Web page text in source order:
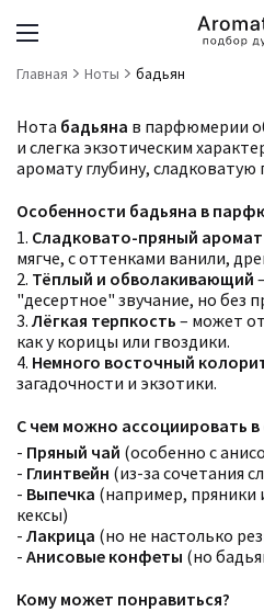
Главная Ноты бадьян
Нота бадьяна в парфюмерии
и слегка экзотическим
аромату глубину,
Особенности бадьяна в
1. Сладковато-пряный аромат
мягче, с оттенками ванили,
2. Тёплый и обволакивающий
"десертное" звучание, но без
3. Лёгкая терпкость – может
как у корицы или гвоздики.
4. Немного восточный
загадочности и экзотики.
С чем можно ассоциировать
- Пряный чай (особенно с
- Глинтвейн (из-за сочетания
- Выпечка (например, пряники
кексы)
- Лакрица (но не настолько
- Анисовые конфеты (но
Кому может понравиться?